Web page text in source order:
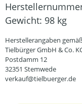
Gewicht: 98 kg
Herstellerangaben
Tielbürger GmbH & Co.
Postdamm 12
32351 Stemwede
verkauf@tielbuerger.de